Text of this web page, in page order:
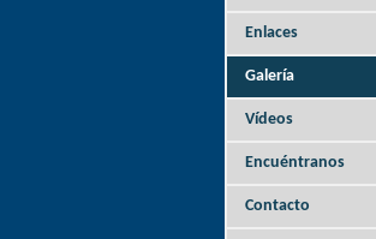
Enlaces
Galería
Vídeos
Encuéntranos
Contacto